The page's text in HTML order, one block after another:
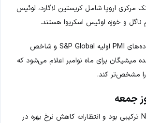
مرکزی اروپا شامل کریستین لاگارد، لوئیس
و خوزه لوئیس اسکریوا هستند.
در بازار آمریکا نیز داده‌های PMI اولیه S&P Global و شاخص
میشیگان برای ماه نوامبر اعلام می‌شود که
را مشخص‌تر کند.
جمعه
داده‌های NFP ترکیبی بود و انتظارات کاهش نرخ بهره در